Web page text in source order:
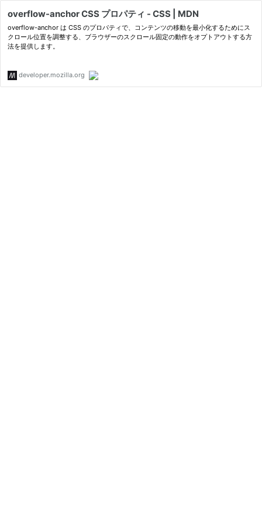
overflow-anchor CSS プロパティ - CSS | MDN
overflow-anchor は CSS のプロパティで、コンテンツの移動を最小化するためにス
クロール位置を調整する、ブラウザーのスクロール固定の動作をオプトアウトする方
法を提供します。
developer.mozilla.org